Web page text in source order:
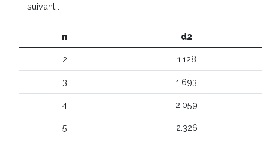
suivant :
n d2
2 1.128
3 1.693
4 2.059
5 2.326